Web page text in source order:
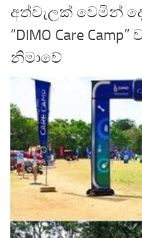
අත්වැලක් වෙමින්
“DIMO Care
නිමාවේ